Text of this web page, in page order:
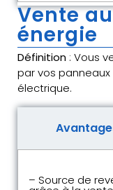
Vente
énergie
Définition : Vous
par vos
électrique.
– Source de